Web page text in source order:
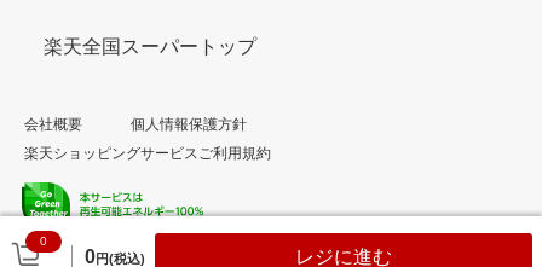
0
0円(税込) レジに進む
楽天全国スーパートップ
会社概要
個人情報保護方針
楽天ショッピングサービスご利用規約
© Rakuten Group, Inc.